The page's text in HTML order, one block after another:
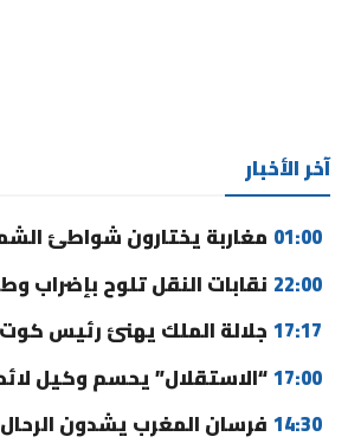
آخر الأخبار
01:00 مغاربة يختارون شواطئ
22:00 نقابات النقل تلوح بإضراب
17:17 جلالة الملك يهنئ رئيس
17:00“الاستقلال” يحسم وكيل
14:30 فرسان المغرب يشدون الرحال